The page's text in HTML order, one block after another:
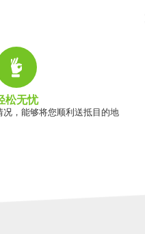
松无忧
，能够将您顺利送抵目的地